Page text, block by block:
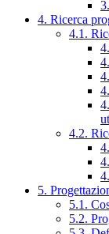
4. Ricerca
4.1.
4.2.
5.
5.1.
5.2.